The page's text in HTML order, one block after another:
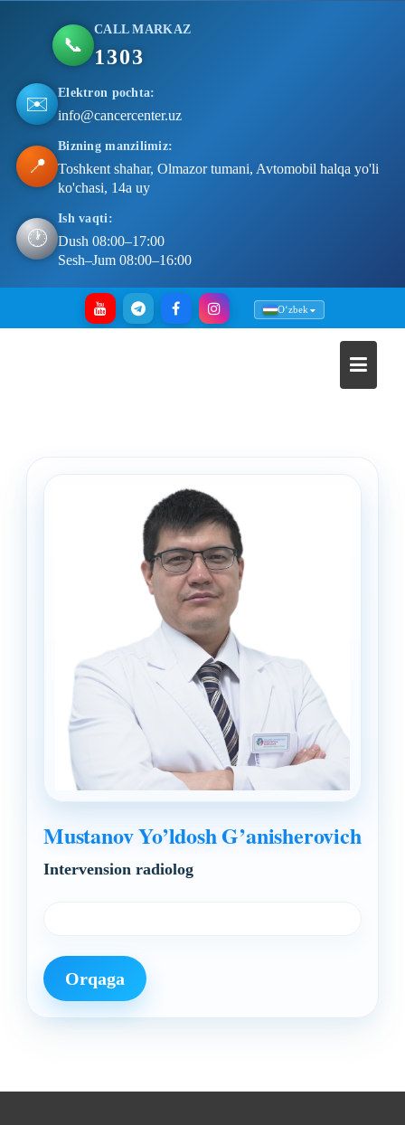
📞
CALL MARKAZ
1303
✉️ Elektron pochta:
info@cancercenter.uz
📍
Bizning manzilimiz:
Toshkent shahar, Olmazor tumani, Avtomobil halqa yo'li
ko'chasi, 14a uy
🕐
Ish vaqti:
Dush 08:00–17:00
Sesh–Jum 08:00–16:00
Oʻzbek
Mustanov Yo’ldosh G’anisherovich
Intervension radiolog
Orqaga